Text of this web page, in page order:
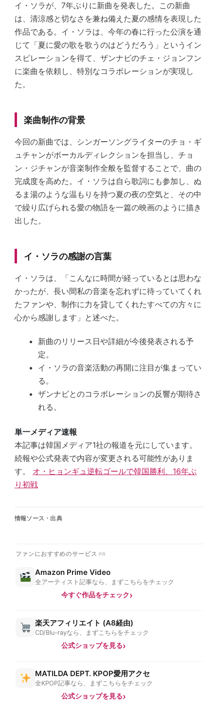
イ・ソラが、7年ぶりに新曲を発表した。この新曲
は、清涼感と切なさを兼ね備えた夏の感情を表現した
作品である。イ・ソラは、今年の春に行った公演を通
じて「夏に愛の歌を歌うのはどうだろう」というイン
スピレーションを得て、ザンナビのチェ・ジョンフン
に楽曲を依頼し、特別なコラボレーションが実現し
た。
楽曲制作の背景
今回の新曲では、シンガーソングライターのチョ・ギ
ュチャンがボーカルディレクションを担当し、チョ
ン・ジチャンが音楽制作全般を監督することで、曲の
完成度を高めた。イ・ソラは自ら歌詞にも参加し、ぬ
るま湯のような温もりを持つ夏の夜の空気と、その中
で繰り広げられる愛の物語を一篇の映画のように描き
出した。
イ・ソラの感謝の言葉
イ・ソラは、「こんなに時間が経っているとは思わな
かったが、長い間私の音楽を忘れずに待っていてくれ
たファンや、制作に力を貸してくれたすべての方々に
心から感謝します」と述べた。
新曲のリリース日や詳細が今後発表される予
定。
イ・ソラの音楽活動の再開に注目が集まってい
る。
ザンナビとのコラボレーションの反響が期待さ
れる。
単一メディア速報
本記事は韓国メディア1社の報道を元にしています。
続報や公式発表で内容が変更される可能性がありま
す。 オ・ヒョンギュ逆転ゴールで韓国勝利、16年ぶ
り初戦
情報ソース・出典
ファンにおすすめのサービス
Amazon Prime Video
全アーティスト記事なら、まずこちらをチェック
今すぐ作品をチェック
楽天アフィリエイト (A8経由)
CD/Blu-rayなら、まずこちらをチェック
公式ショップを見る
MATILDA DEPT. KPOP愛用アクセ
全KPOP記事なら、まずこちらをチェック
公式ショップを見る